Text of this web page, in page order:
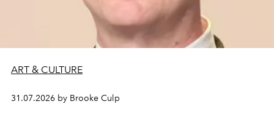
ART & CULTURE
31.07.2026 by Brooke Culp